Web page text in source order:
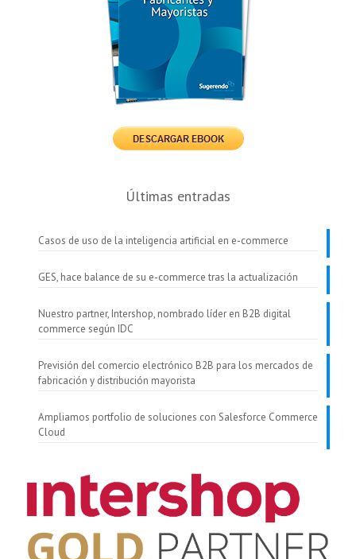
Últimas entradas
Casos de uso de la inteligencia artificial en e-commerce
GES, hace balance de su e-commerce tras la actualización
Nuestro partner, Intershop, nombrado líder en B2B digital
commerce según IDC
Previsión del comercio electrónico B2B para los mercados de
fabricación y distribución mayorista
Ampliamos portfolio de soluciones con Salesforce Commerce
Cloud